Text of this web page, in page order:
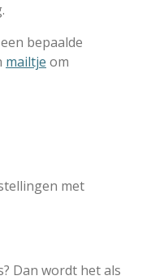
bepaalde
mailtje om
met
Dan wordt het als